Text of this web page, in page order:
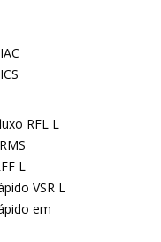
RFL L
L
VSR L
em